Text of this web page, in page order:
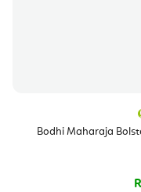
Bodhi Maharaja